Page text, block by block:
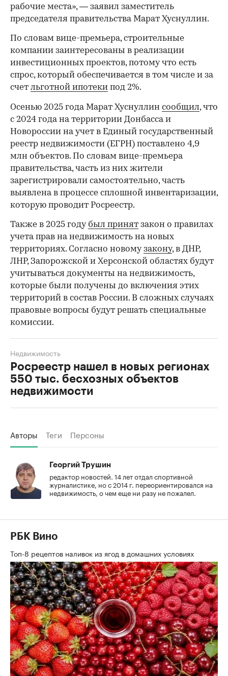
рабочие места», — заявил заместитель
председателя правительства Марат Хуснуллин.
По словам вице-премьера, строительные
компании заинтересованы в реализации
инвестиционных проектов, потому что есть
спрос, который обеспечивается в том числе и за
счет льготной ипотеки под 2%.
Осенью 2025 года Марат Хуснуллин сообщил, что
с 2024 года на территории Донбасса и
Новороссии на учет в Единый государственный
реестр недвижимости (ЕГРН) поставлено 4,9
млн объектов. По словам вице-премьера
правительства, часть из них жители
зарегистрировали самостоятельно, часть
выявлена в процессе сплошной инвентаризации,
которую проводит Росреестр.
Также в 2025 году был принят закон о правилах
учета прав на недвижимость на новых
территориях. Согласно новомузакону, в ДНР,
ЛНР, Запорожской и Херсонской областях будут
учитываться документы на недвижимость,
которые были получены до включения этих
территорий в состав России. В сложных случаях
правовые вопросы будут решать специальные
комиссии.
Росреестр нашел в новых регионах
550 тыс. бесхозных объектов
недвижимости
Недвижимость
Авторы Теги Персоны
Георгий Трушин
редактор новостей. 14 лет отдал спортивной
журналистике, но с 2014 г. переориентировался на
недвижимость, о чем еще ни разу не пожалел.
РБК Вино
Топ-8 рецептов наливок из ягод в домашних условиях